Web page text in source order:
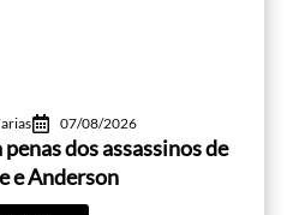
07/08/2026
dos assassinos de
e Anderson